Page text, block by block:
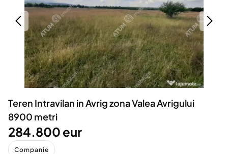
Servicii
Animale de companie
Afaceri și echipamente profesionale
Inchiriere Bunuri si Vehicule
Utilaje agricole si industriale
Piese auto si accesorii
Dacia Duster
Teren Intravilan in Avrig zona Valea Avrigului
8900 metri
284.800 eur
Companie